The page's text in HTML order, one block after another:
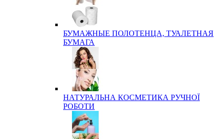
БУМАЖНЫЕ ПОЛОТЕНЦА, ТУАЛЕТНАЯ
БУМАГА
НАТУРАЛЬНА КОСМЕТИКА РУЧНОЇ
РОБОТИ